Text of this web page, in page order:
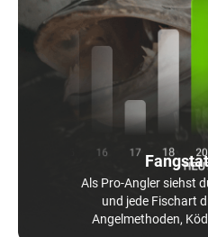
Als Pro-Angler siehst
und jede Fischart
Angelmethoden,